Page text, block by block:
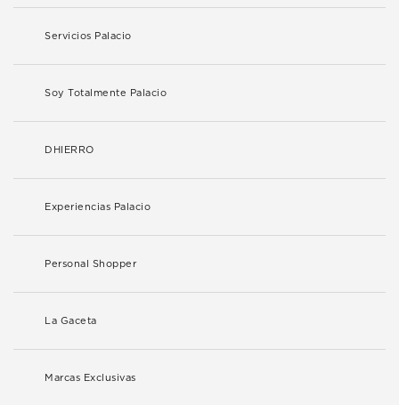
Servicios Palacio
Soy Totalmente Palacio
DHIERRO
Experiencias Palacio
Personal Shopper
La Gaceta
Marcas Exclusivas